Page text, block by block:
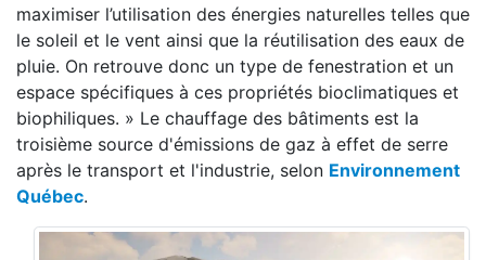
maximiser l’utilisation des énergies naturelles telles que
le soleil et le vent ainsi que la réutilisation des eaux de
pluie. On retrouve donc un type de fenestration et un
espace spécifiques à ces propriétés bioclimatiques et
biophiliques. » Le chauffage des bâtiments est la
troisième source d'émissions de gaz à effet de serre
après le transport et l'industrie, selon Environnement
Québec.